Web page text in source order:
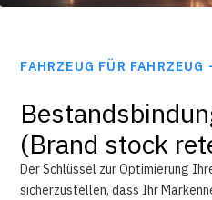
FAHRZEUG FÜR FAHRZEUG
(Brand stock
Der Schlüssel zur Optimierung
sicherzustellen, dass Ihr